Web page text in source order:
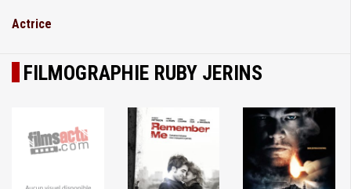
Actrice
FILMOGRAPHIE RUBY JERINS